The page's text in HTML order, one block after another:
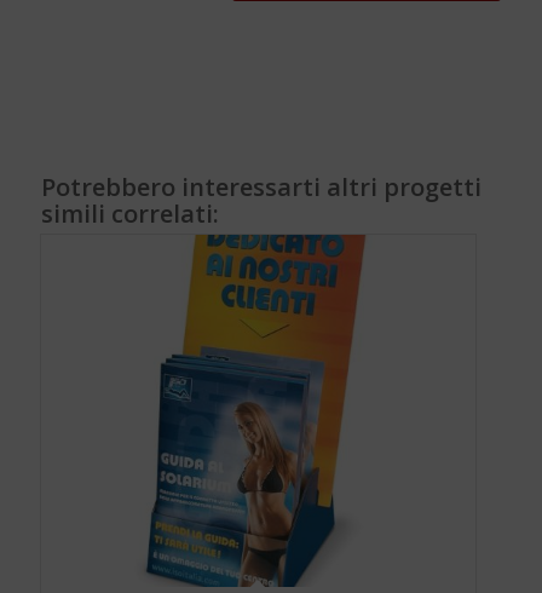
Potrebbero interessarti altri progetti
simili correlati: